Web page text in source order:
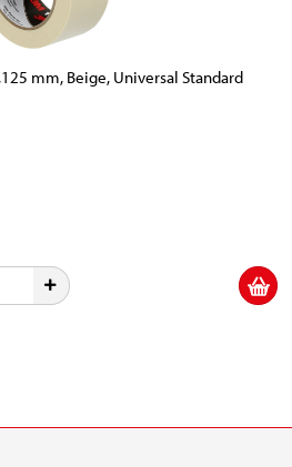
mm, Beige, Universal Standard